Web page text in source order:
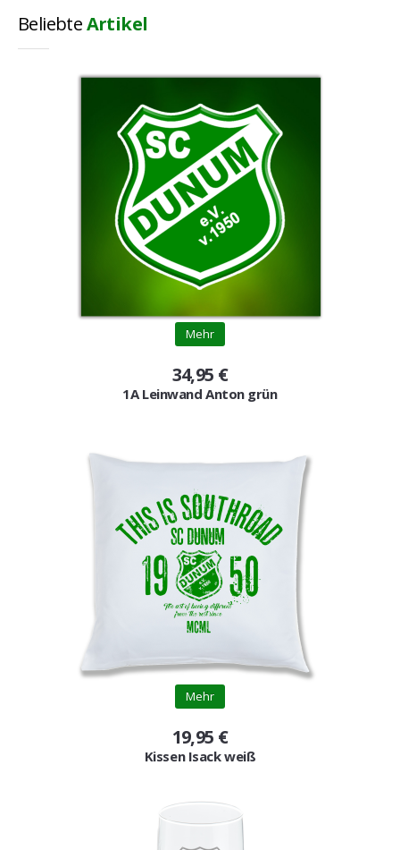
BeliebteArtikel
Mehr
34,95 €
1A Leinwand Anton grün
Mehr
19,95 €
Kissen Isack weiß